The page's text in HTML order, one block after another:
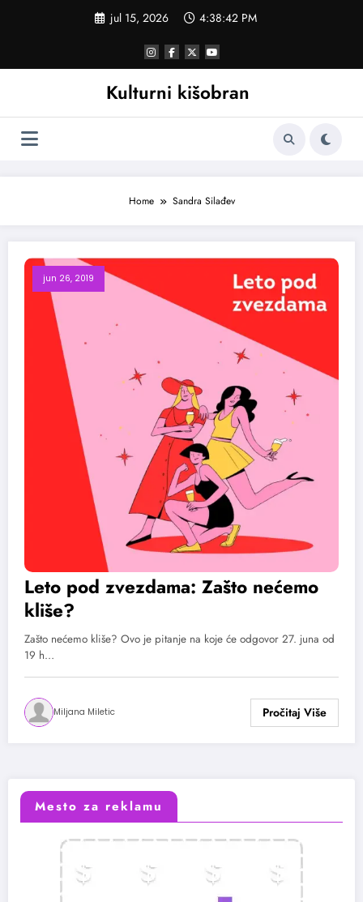
jul 15, 2026 4:38:43 PM
Kulturni kišobran
Home Sandra Silađev
jun 26, 2019
Leto pod zvezdama: Zašto nećemo
kliše?
Zašto nećemo kliše? Ovo je pitanje na koje će odgovor 27. juna od
19 h…
Miljana Miletic
Mesto za reklamu